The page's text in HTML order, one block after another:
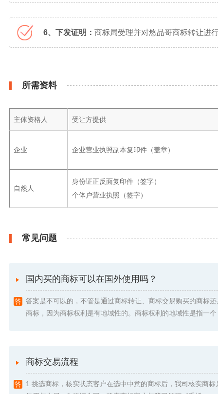
6、下发证明： 商标局受理并对悠品哥商标转让进
所需资料
主体资格人 受让方提供
企业 企业营业执照副本复印件（盖章）
自然人
身份证正反面复印件（签字）
个体户营业执照（签字）
常见问题
国内买的商标可以在国外使用吗？
答案是不可以的，不管是通过商标转让、商标交易购买的商标
商标，因为商标权利是有地域性的。商标权利的地域性是指一
商标交易流程
1.挑选商标，核实状态客户在选中中意的商标后，我司核实商标